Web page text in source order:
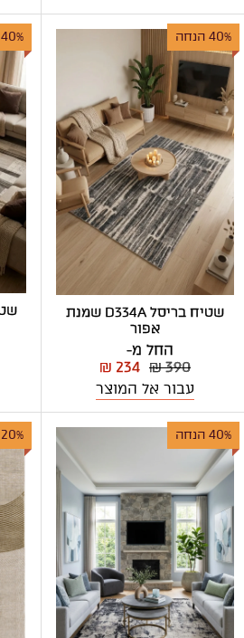
40% הנחה
שטיח בריסל D334A שמנת
אפור
החל מ-
₪ 390
₪ 234
עבור אל המוצר
40% הנחה
40% הנחה 20% הנחה